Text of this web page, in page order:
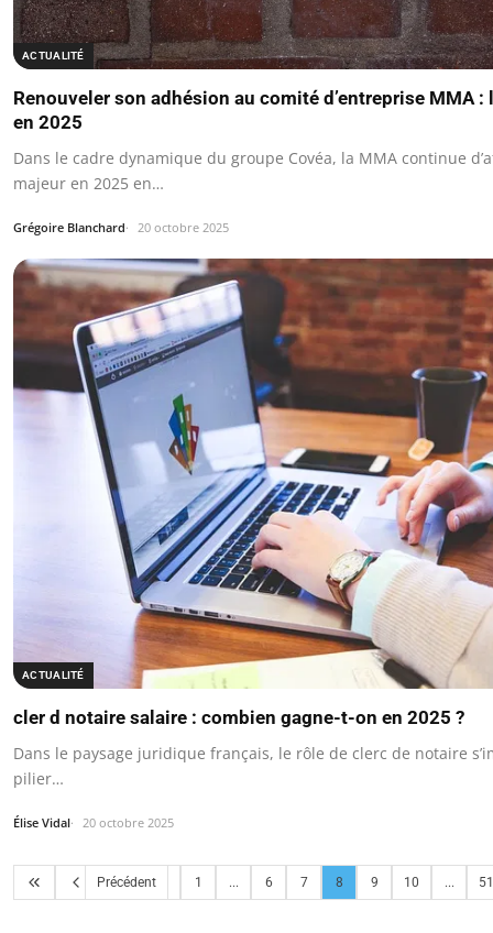
ACTUALITÉ
Renouveler son adhésion au comité d’entreprise MMA :
en 2025
Dans le cadre dynamique du groupe Covéa, la MMA continue
majeur en 2025 en…
Grégoire Blanchard 20 octobre 2025
ACTUALITÉ
cler d notaire salaire : combien gagne-t-on en 2025 ?
Dans le paysage juridique français, le rôle de clerc de notaire
pilier…
Élise Vidal 20 octobre 2025
Précédent 1 ... 6 7 8 9 10 ... 51